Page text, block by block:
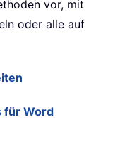
vor, mit
oder alle auf
für Word